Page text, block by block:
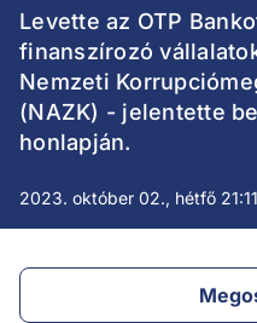
Levette az OTP
finanszírozó
Nemzeti
(NAZK) - jelentette
honlapján.
2023. október 02., hétfő 21:11